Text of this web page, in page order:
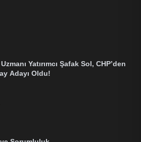
Yatırımcı Şafak Sol, CHP’den
Adayı Oldu!